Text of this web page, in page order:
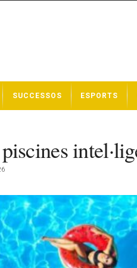
SUCCESSOS ESPORTS